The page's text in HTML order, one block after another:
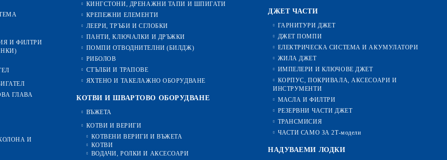
И ФИЛТРИ
ГЛАВА
И
КИНГСТОНИ, ДРЕНАЖНИ ТАПИ И ШПИГАТИ
КРЕПЕЖНИ ЕЛЕМЕНТИ
ЛЕЕРИ, ТРЪБИ И СГЛОБКИ
ПАНТИ, КЛЮЧАЛКИ И ДРЪЖКИ
ПОМПИ ОТВОДНИТЕЛНИ (БИЛДЖ)
РИБОЛОВ
СТЪЛБИ И ТРАПОВЕ
ЯХТЕНО И ТАКЕЛАЖНО ОБОРУДВАНЕ
КОТВИ И ШВАРТОВО ОБОРУДВАНЕ
ВЪЖЕТА
КОТВИ И ВЕРИГИ
КОТВЕНИ ВЕРИГИ И ВЪЖЕТА
КОТВИ
ВОДАЧИ, РОЛКИ И АКСЕСОАРИ
ДЖЕТ ЧАСТИ
ГАРНИТУРИ ДЖЕТ
ДЖЕТ ПОМПИ
ЕЛЕКТРИЧЕСКА СИСТЕМА И АКУМУЛАТОРИ
ЖИЛА ДЖЕТ
ИМПЕЛЕРИ И КЛЮЧОВЕ ДЖЕТ
КОРПУС, ПОКРИВАЛА, АКСЕСОАРИ И
ИНСТРУМЕНТИ
МАСЛА И ФИЛТРИ
РЕЗЕРВНИ ЧАСТИ ДЖЕТ
ТРАНСМИСИЯ
ЧАСТИ САМО ЗА 2Т-модели
НАДУВАЕМИ ЛОДКИ